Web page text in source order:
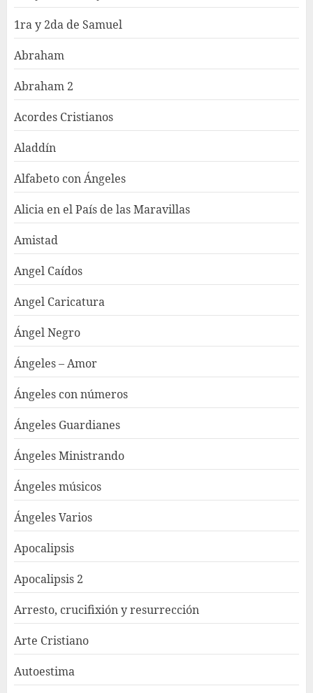
1ra y 2da de Samuel
Abraham
Abraham 2
Acordes Cristianos
Aladdín
Alfabeto con Ángeles
Alicia en el País de las Maravillas
Amistad
Angel Caídos
Angel Caricatura
Ángel Negro
Ángeles – Amor
Ángeles con números
Ángeles Guardianes
Ángeles Ministrando
Ángeles músicos
Ángeles Varios
Apocalipsis
Apocalipsis 2
Arresto, crucifixión y resurrección
Arte Cristiano
Autoestima